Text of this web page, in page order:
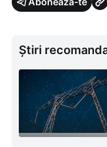
Știri